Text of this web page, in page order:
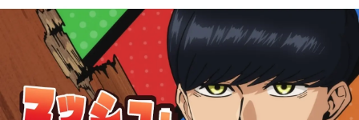
2.5次元 配信・Vtuber トレンド 無料マンガ
最新記事一覧
アニメ記事一覧 声優記事一覧